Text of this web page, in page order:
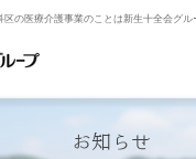
区の医療介護事業のことは新生十全会グル
お知らせ